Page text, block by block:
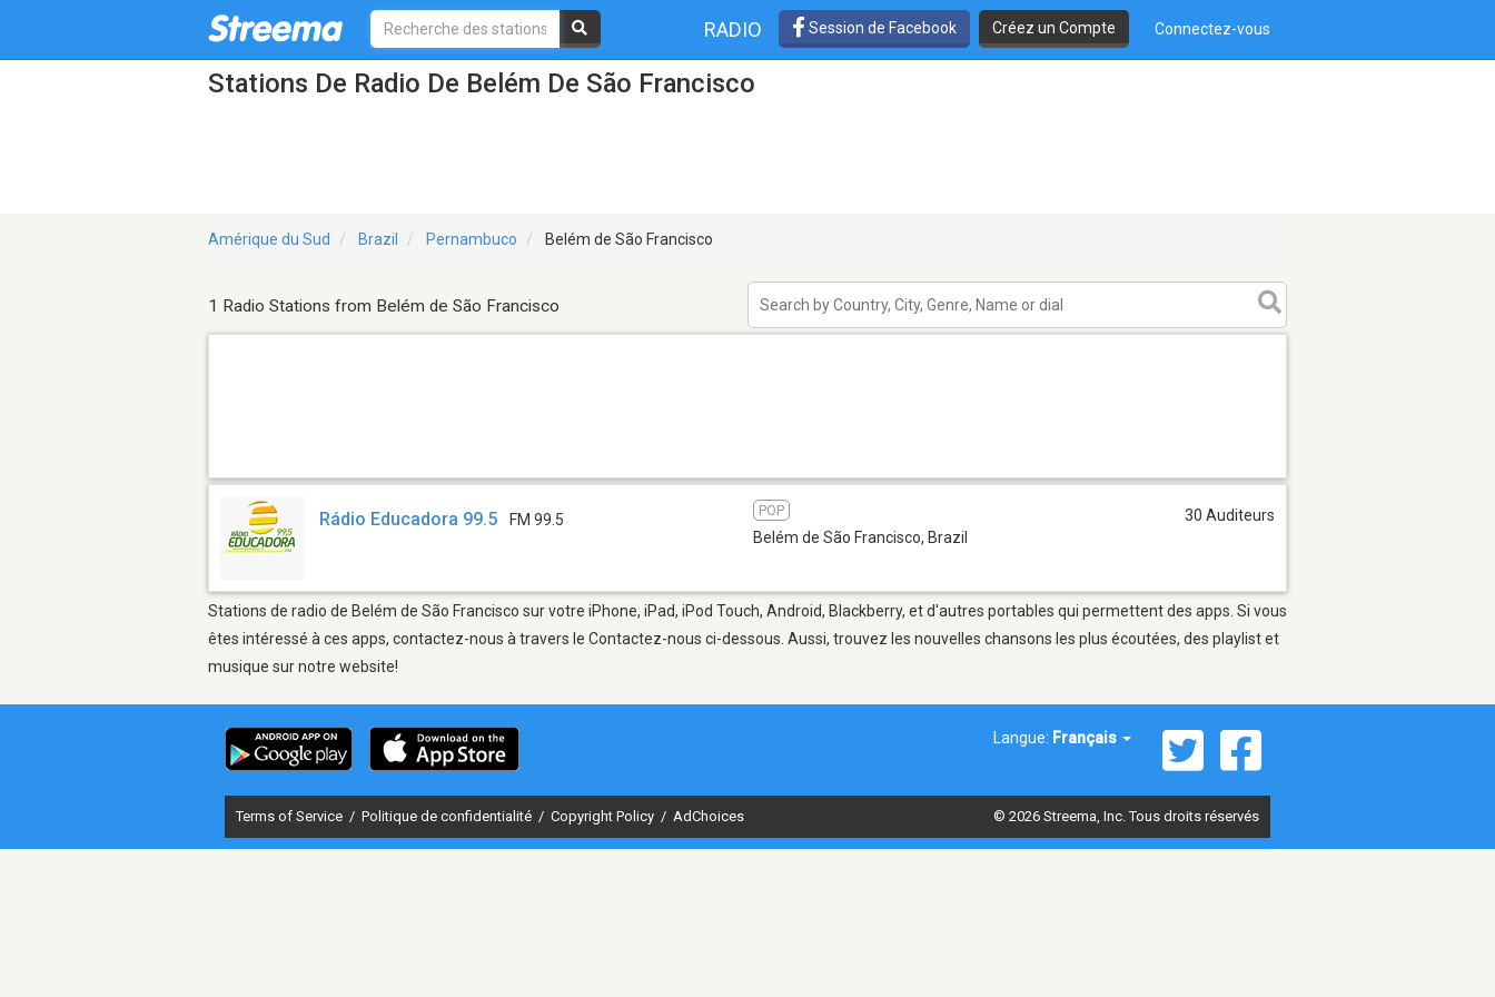
RADIO Session de Facebook Créez un Compte Connectez-vous
Stations De Radio De Belém De São Francisco
Amérique du Sud Brazil Pernambuco Belém de São Francisco
1 Radio Stations from Belém de São Francisco
Rádio Educadora 99.5 FM 99.5
POP
Belém de São Francisco, Brazil
30 Auditeurs
Stations de radio de Belém de São Francisco sur votre iPhone, iPad, iPod Touch, Android, Blackberry, et d'autres portables qui permettent des apps. Si vous
êtes intéressé à ces apps, contactez-nous à travers le Contactez-nous ci-dessous. Aussi, trouvez les nouvelles chansons les plus écoutées, des playlist et
musique sur notre website!
Langue: Français
Terms of Service / Politique de confidentialité / Copyright Policy / AdChoices © 2026 Streema, Inc. Tous droits réservés